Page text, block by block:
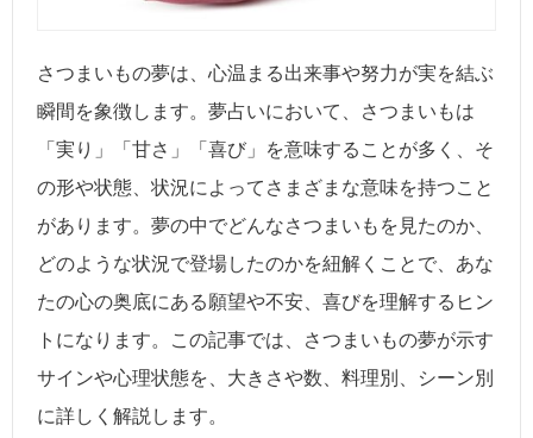
さつまいもの夢は、心温まる出来事や努力が実を結ぶ
瞬間を象徴します。夢占いにおいて、さつまいもは
「実り」「甘さ」「喜び」を意味することが多く、そ
の形や状態、状況によってさまざまな意味を持つこと
があります。夢の中でどんなさつまいもを見たのか、
どのような状況で登場したのかを紐解くことで、あな
たの心の奥底にある願望や不安、喜びを理解するヒン
トになります。この記事では、さつまいもの夢が示す
サインや心理状態を、大きさや数、料理別、シーン別
に詳しく解説します。